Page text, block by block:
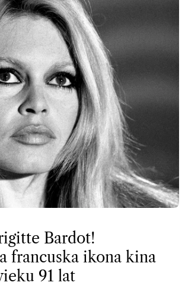
Bardot!
francuska ikona kina
91 lat